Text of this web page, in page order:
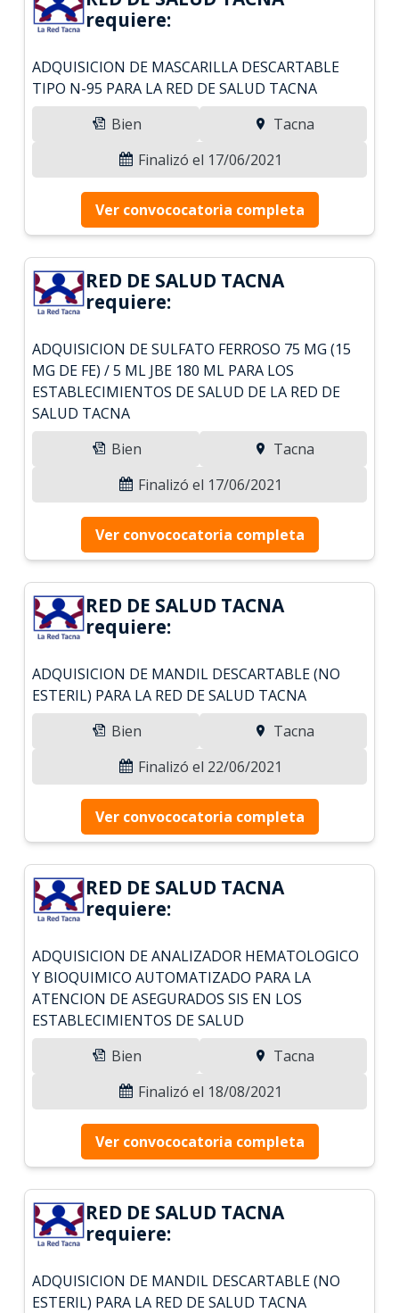
requiere:
ADQUISICION DE MASCARILLA DESCARTABLE
TIPO N-95 PARA LA RED DE SALUD TACNA
Bien
Tacna
Finalizó el 17/06/2021
Ver convococatoria completa
RED DE SALUD TACNA
requiere:
ADQUISICION DE SULFATO FERROSO 75 MG (15
MG DE FE) / 5 ML JBE 180 ML PARA LOS
ESTABLECIMIENTOS DE SALUD DE LA RED DE
SALUD TACNA
Bien
Tacna
Finalizó el 17/06/2021
Ver convococatoria completa
RED DE SALUD TACNA
requiere:
ADQUISICION DE MANDIL DESCARTABLE (NO
ESTERIL) PARA LA RED DE SALUD TACNA
Bien
Tacna
Finalizó el 22/06/2021
Ver convococatoria completa
RED DE SALUD TACNA
requiere:
ADQUISICION DE ANALIZADOR HEMATOLOGICO
Y BIOQUIMICO AUTOMATIZADO PARA LA
ATENCION DE ASEGURADOS SIS EN LOS
ESTABLECIMIENTOS DE SALUD
Bien
Tacna
Finalizó el 18/08/2021
Ver convococatoria completa
RED DE SALUD TACNA
requiere:
ADQUISICION DE MANDIL DESCARTABLE (NO
ESTERIL) PARA LA RED DE SALUD TACNA